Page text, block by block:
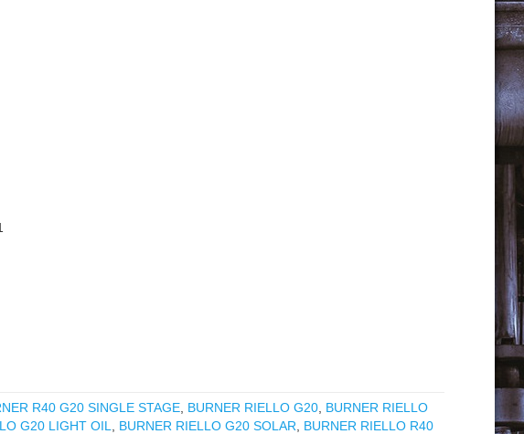
R40 G20 SINGLE STAGE BURNER RIELLO G20 BURNER RIELLO
G20 LIGHT OIL BURNER RIELLO G20 SOLAR
BURNER RIELLO R40